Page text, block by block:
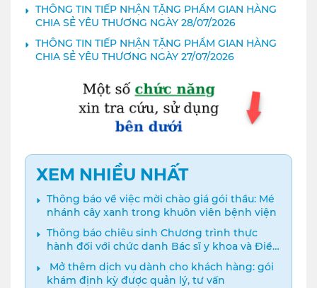
THÔNG TIN TIẾP NHẬN TẶNG PHẨM GIAN HÀNG
CHIA SẺ YÊU THƯƠNG NGÀY 28/07/2026
THÔNG TIN TIẾP NHẬN TẶNG PHẨM GIAN HÀNG
CHIA SẺ YÊU THƯƠNG NGÀY 27/07/2026
XEM NHIỀU NHẤT
Thông báo về việc mời chào giá gói thầu: Mé
nhánh cây xanh trong khuôn viên bệnh viện
Thông báo chiêu sinh Chương trình thực
hành đối với chức danh Bác sĩ y khoa và Điều
dưỡng năm 2024
️ Mở thêm dịch vụ dành cho khách hàng: gói
khám định kỳ được quản lý, tư vấn